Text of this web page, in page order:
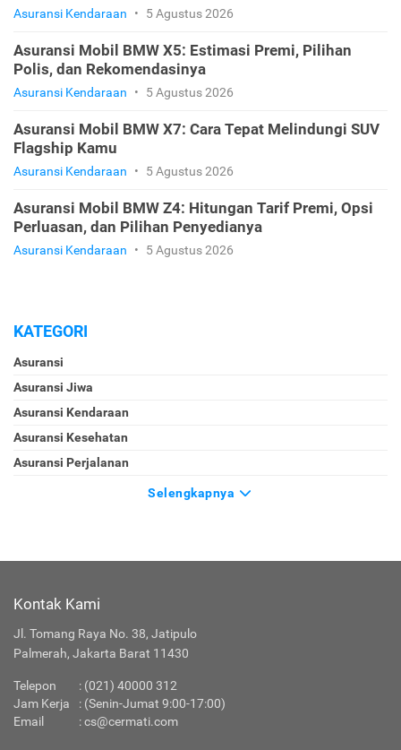
Asuransi Kendaraan • 5 Agustus 2026
Asuransi Mobil BMW X5: Estimasi Premi, Pilihan
Polis, dan Rekomendasinya
Asuransi Kendaraan • 5 Agustus 2026
Asuransi Mobil BMW X7: Cara Tepat Melindungi SUV
Flagship Kamu
Asuransi Kendaraan • 5 Agustus 2026
Asuransi Mobil BMW Z4: Hitungan Tarif Premi, Opsi
Perluasan, dan Pilihan Penyedianya
Asuransi Kendaraan • 5 Agustus 2026
KATEGORI
Asuransi
Asuransi Jiwa
Asuransi Kendaraan
Asuransi Kesehatan
Asuransi Perjalanan
Selengkapnya
Kontak Kami
Jl. Tomang Raya No. 38, Jatipulo
Palmerah, Jakarta Barat 11430
Telepon : (021) 40000 312
Jam Kerja
: (Senin-Jumat 9:00-17:00)
Email
:cs@cermati.com